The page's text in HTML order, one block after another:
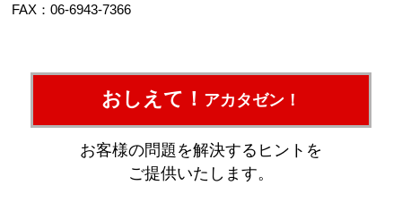
FAX：06-6943-7366
おしえて！ アカタゼン！
お客様の問題を解決するヒントを
ご提供いたします。